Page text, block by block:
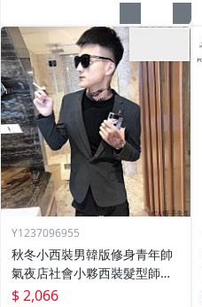
Y1237096955
秋冬小西裝男韓版修身青年帥
氣夜店社會小夥西裝髮型師外
套潮
$ 2,066